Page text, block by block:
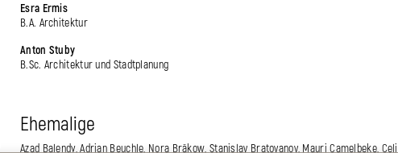
Esra Ermis
B.A. Architektur
Anton Stuby
B.Sc. Architektur und Stadtplanung
Ehemalige
Azad Balendy, Adrian Beuchle, Nora Bräkow, Stanislav Bratovanov, Mauri Camelbeke,